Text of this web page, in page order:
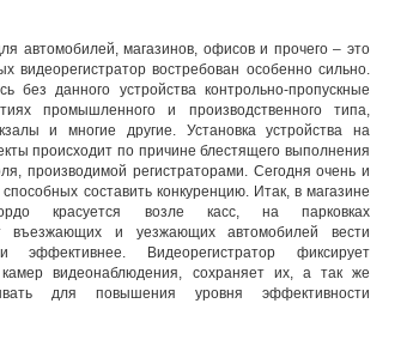
автомобилей, магазинов, офисов и прочего – это
видеорегистратор востребован особенно сильно.
без данного устройства контрольно-пропускные
промышленного и производственного типа,
и многие другие. Установка устройства на
происходит по причине блестящего выполнения
производимой регистраторами. Сегодня очень и
составить конкуренцию. Итак, в магазине
красуется возле касс, на парковках
въезжающих и уезжающих автомобилей вести
Видеорегистратор фиксирует
видеонаблюдения, сохраняет их, а так же
для повышения уровня эффективности